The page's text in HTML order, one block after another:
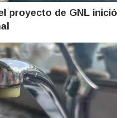
proyecto de GNL inició